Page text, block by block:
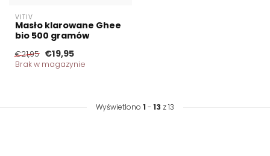
VITIV
Masło klarowane Ghee
bio 500 gramów
€21,95 €19,95
Brak w magazynie
Wyświetlono 1 - 13 z 13